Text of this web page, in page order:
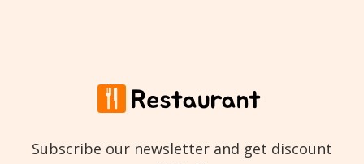
Subscribe our newsletter and get discount